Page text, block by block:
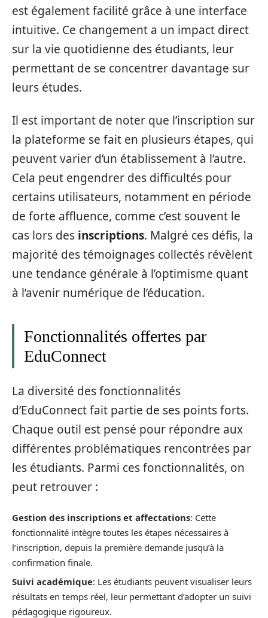
est également facilité grâce à une interface
intuitive. Ce changement a un impact direct
sur la vie quotidienne des étudiants, leur
permettant de se concentrer davantage sur
leurs études.
Il est important de noter que l’inscription sur
la plateforme se fait en plusieurs étapes, qui
peuvent varier d’un établissement à l’autre.
Cela peut engendrer des difficultés pour
certains utilisateurs, notamment en période
de forte affluence, comme c’est souvent le
cas lors des inscriptions. Malgré ces défis, la
majorité des témoignages collectés révèlent
une tendance générale à l’optimisme quant
à l’avenir numérique de l’éducation.
Fonctionnalités offertes par
EduConnect
La diversité des fonctionnalités
d’EduConnect fait partie de ses points forts.
Chaque outil est pensé pour répondre aux
différentes problématiques rencontrées par
les étudiants. Parmi ces fonctionnalités, on
peut retrouver :
Gestion des inscriptions et affectations: Cette
fonctionnalité intègre toutes les étapes nécessaires à
l’inscription, depuis la première demande jusqu’à la
confirmation finale.
Suivi académique: Les étudiants peuvent visualiser leurs
résultats en temps réel, leur permettant d’adopter un suivi
pédagogique rigoureux.